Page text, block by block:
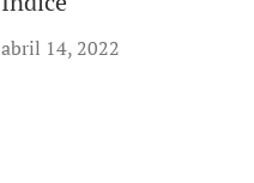
abril 14, 2022